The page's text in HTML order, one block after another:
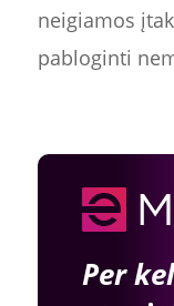
neigiamos
pabloginti
Per